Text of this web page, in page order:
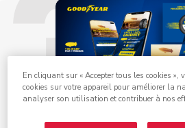
En cliquant sur « Accepter tous les cookies »,
cookies sur votre appareil pour améliorer la
analyser son utilisation et contribuer à nos